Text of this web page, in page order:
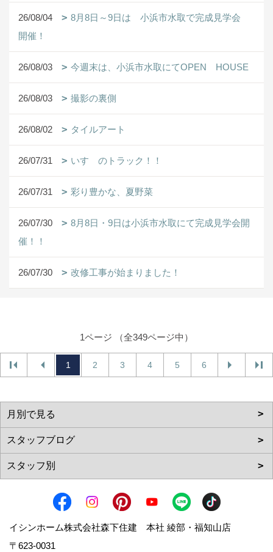
26/08/04
8月8日～9日は 小浜市水取で完成見学会
開催！
26/08/03 今週末は、小浜市水取にてOPEN HOUSE
26/08/03 撮影の裏側
26/08/02 タイルアート
26/07/31 いすゞのトラック！！
26/07/31 彩り豊かな、夏野菜
26/07/30
8月8日・9日は小浜市水取にて完成見学会開
催！！
26/07/30 改修工事が始まりました！
1ページ （全349ページ中）
1 2 3 4 5 6
イシンホーム株式会社森下住建 本社 綾部・福知山店
〒623-0031